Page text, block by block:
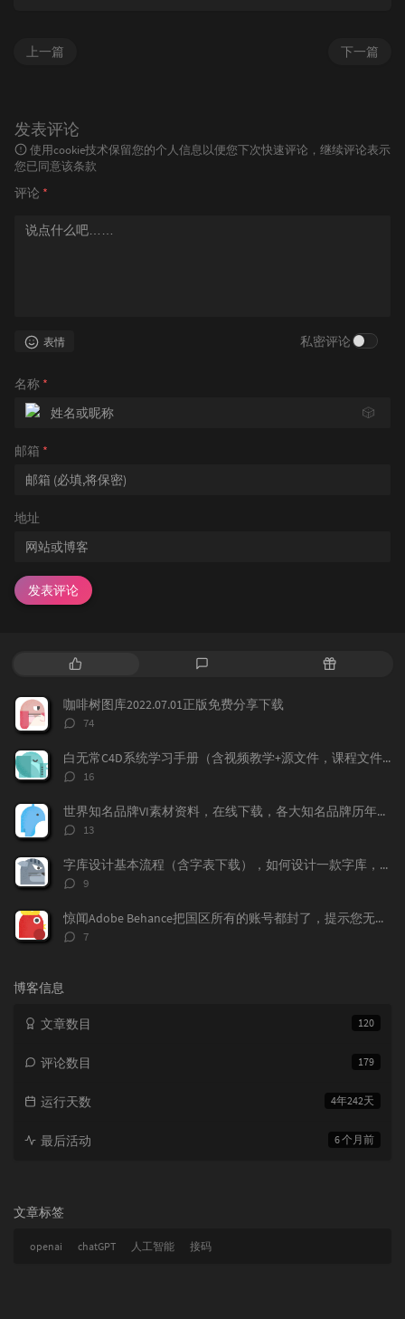
下一篇
上一篇
发表评论
使用cookie技术保留您的个人信息以便您下次快速评论，继续评论表示
您已同意该条款
评论 *
表情 私密评论
名称 *
🎲
邮箱 *
地址
发表评论
热
文
章
评
论
随
咖啡树图库2022.07.01正版免费分享下载
评
数：
74
白无常C4D系统学习手册（含视频教学+源文件，课程文件）免费下载学习
评
数：
16
世界知名品牌VI素材资料，在线下载，各大知名品牌历年的VI记录都存在这上面，
评
数：
13
字库设计基本流程（含字表下载），如何设计一款字库，字体标准流程，字表整理
评
数：
9
惊闻Adobe Behance把国区所有的账号都封了，提示您无权访问本产品，下面我来告诉大家如何做，找回你的作品！找回behance账号，恢复behance老账号数据。
评
7
博客信息
120
文章数目
179
评论数目
4年242天
运行天数
6 个月前
最后活动
文章标签
openai chatGPT 人工智能 接码